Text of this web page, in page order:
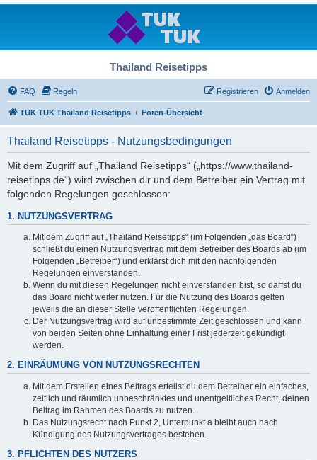
Thailand Reisetipps
FAQ Regeln Anmelden
Registrieren
TUK TUK Thailand Reisetipps Foren-Übersicht
Thailand Reisetipps - Nutzungsbedingungen
Mit dem Zugriff auf „Thailand Reisetipps“ („https://www.thailand-
reisetipps.de“) wird zwischen dir und dem Betreiber ein Vertrag mit
folgenden Regelungen geschlossen:
1. NUTZUNGSVERTRAG
Mit dem Zugriff auf „Thailand Reisetipps“ (im Folgenden „das Board“)
schließt du einen Nutzungsvertrag mit dem Betreiber des Boards ab (im
Folgenden „Betreiber“) und erklärst dich mit den nachfolgenden
Regelungen einverstanden.
Wenn du mit diesen Regelungen nicht einverstanden bist, so darfst du
das Board nicht weiter nutzen. Für die Nutzung des Boards gelten
jeweils die an dieser Stelle veröffentlichten Regelungen.
Der Nutzungsvertrag wird auf unbestimmte Zeit geschlossen und kann
von beiden Seiten ohne Einhaltung einer Frist jederzeit gekündigt
werden.
2. EINRÄUMUNG VON NUTZUNGSRECHTEN
Mit dem Erstellen eines Beitrags erteilst du dem Betreiber ein einfaches,
zeitlich und räumlich unbeschränktes und unentgeltliches Recht, deinen
Beitrag im Rahmen des Boards zu nutzen.
Das Nutzungsrecht nach Punkt 2, Unterpunkt a bleibt auch nach
Kündigung des Nutzungsvertrages bestehen.
3. PFLICHTEN DES NUTZERS